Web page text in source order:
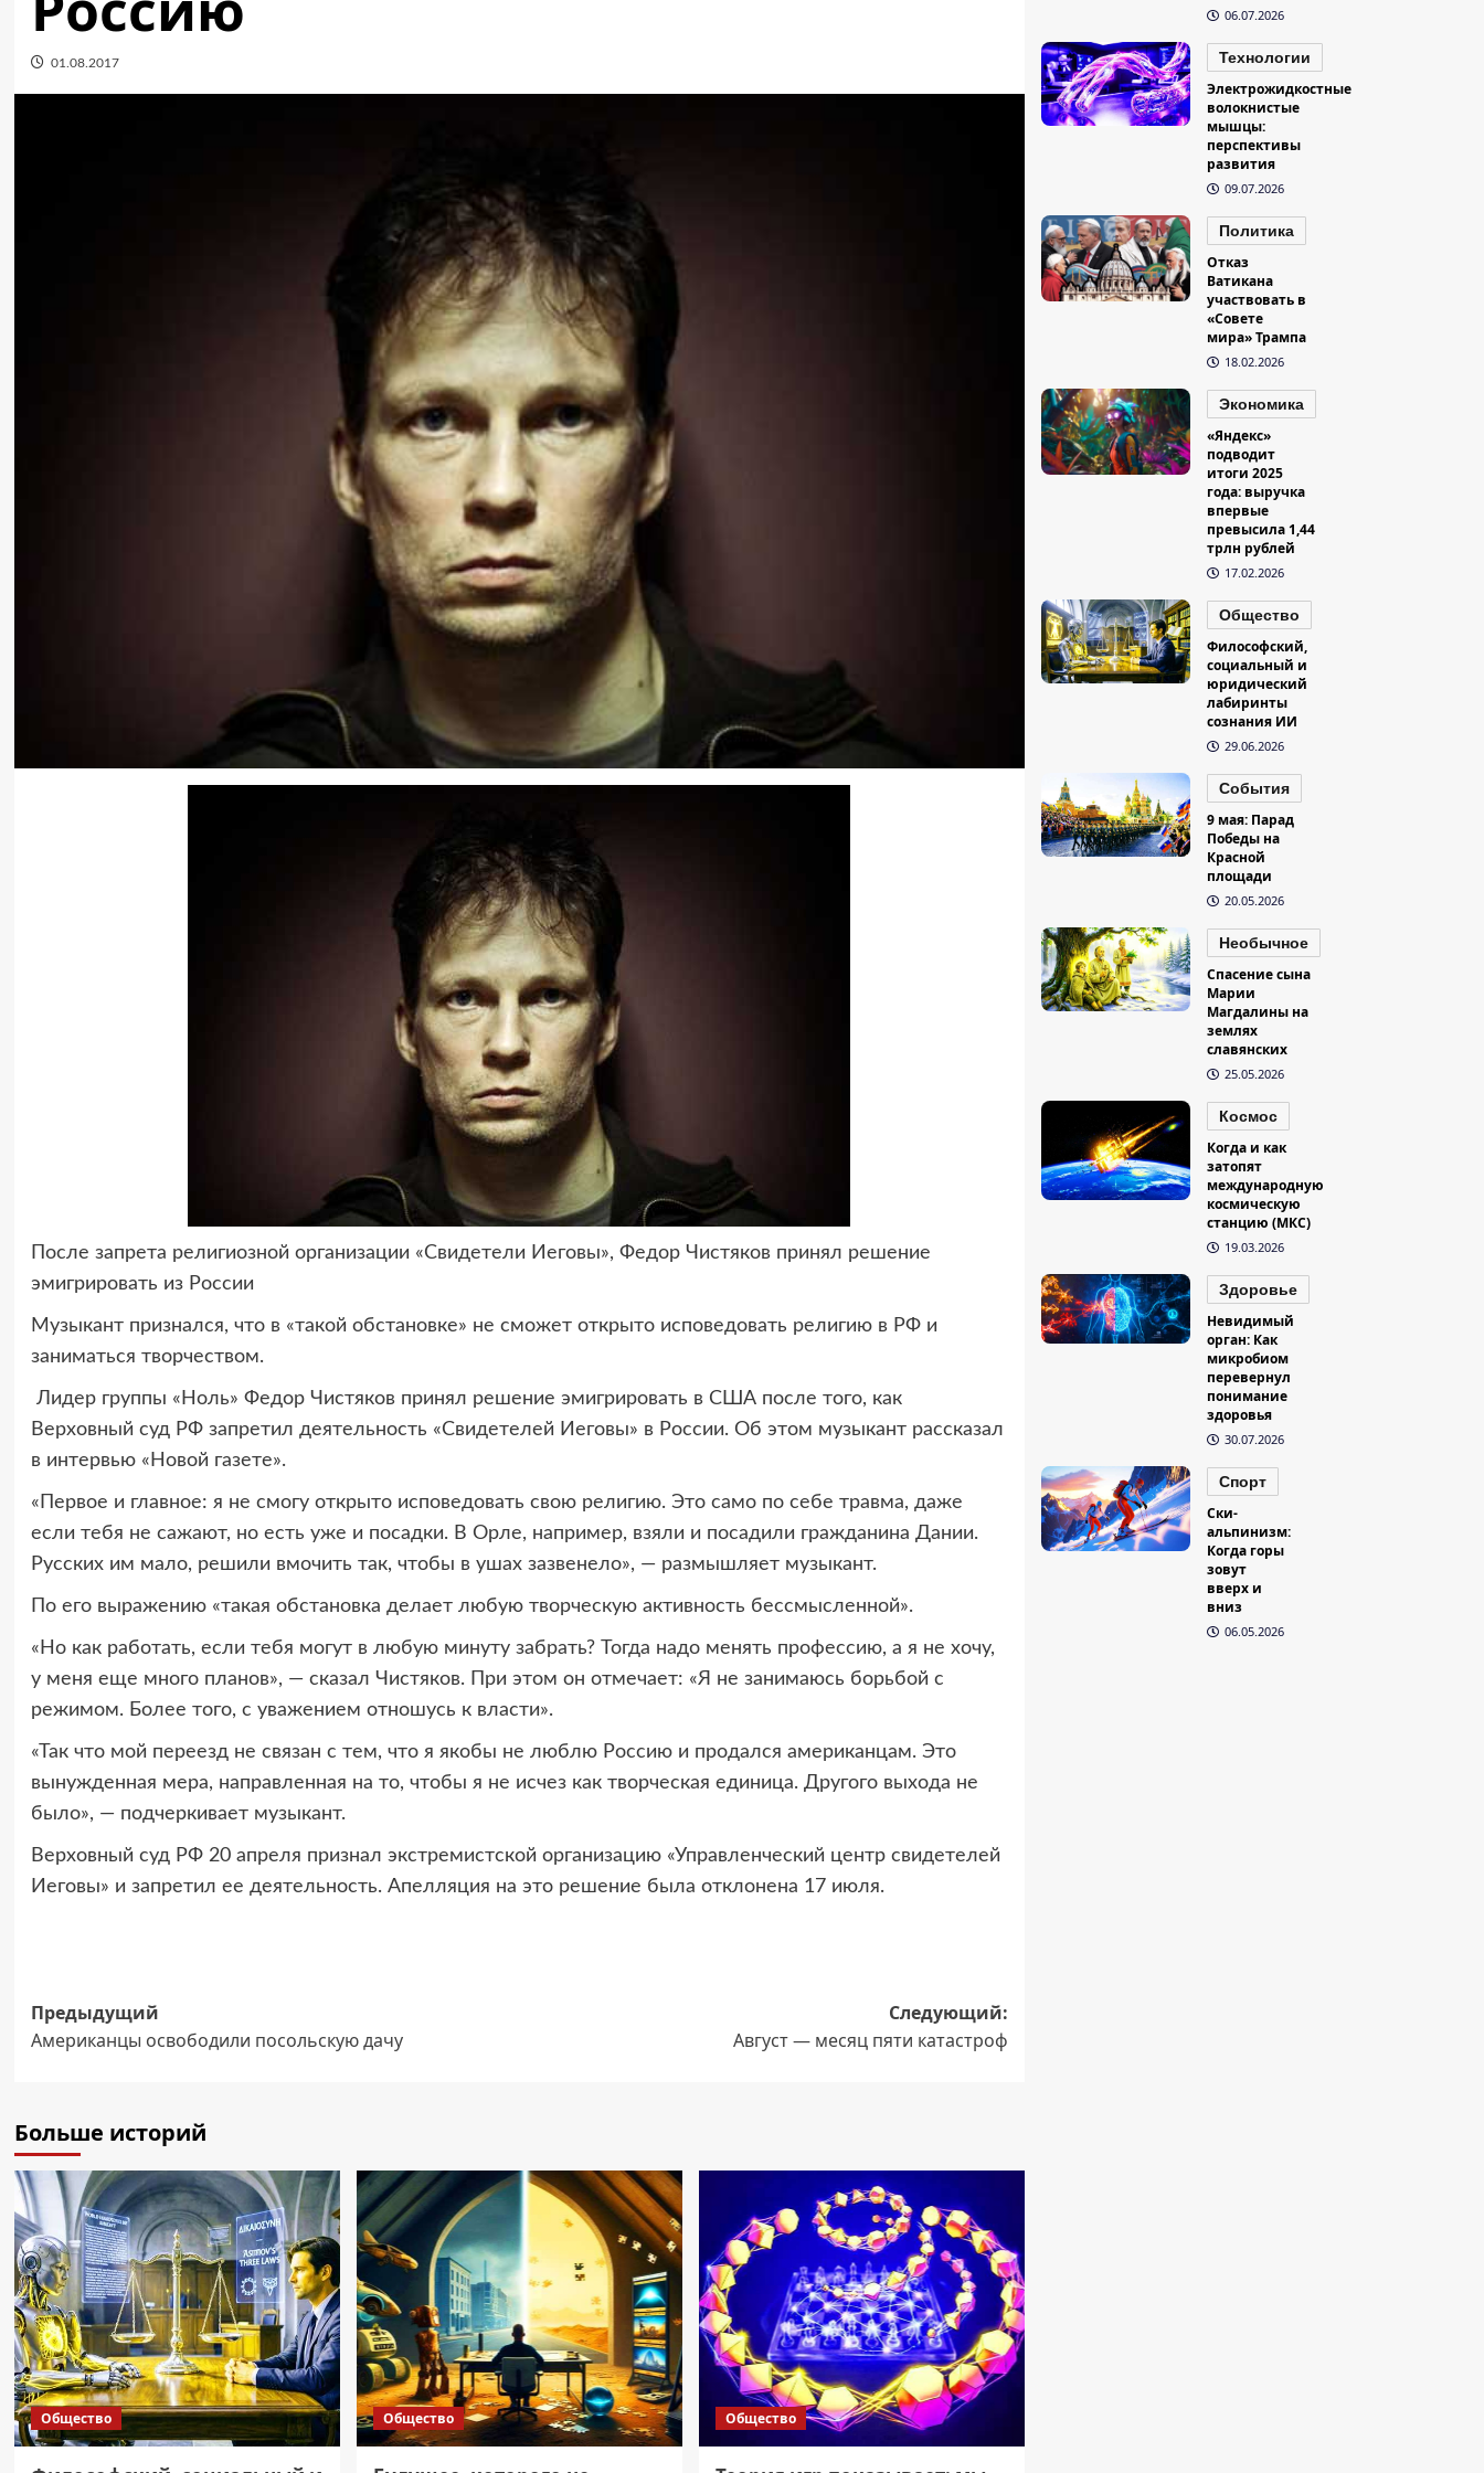
01.08.2017
После запрета религиозной организации «Свидетели Иеговы», Федор Чистяков принял решение
эмигрировать из России
Музыкант признался, что в «такой обстановке» не сможет открыто исповедовать религию в РФ и
заниматься творчеством.
Лидер группы «Ноль» Федор Чистяков принял решение эмигрировать в США после того, как
Верховный суд РФ запретил деятельность «Свидетелей Иеговы» в России. Об этом музыкант рассказал
в интервью «Новой газете».
«Первое и главное: я не смогу открыто исповедовать свою религию. Это само по себе травма, даже
если тебя не сажают, но есть уже и посадки. В Орле, например, взяли и посадили гражданина Дании.
Русских им мало, решили вмочить так, чтобы в ушах зазвенело», — размышляет музыкант.
По его выражению «такая обстановка делает любую творческую активность бессмысленной».
«Но как работать, если тебя могут в любую минуту забрать? Тогда надо менять профессию, а я не хочу,
у меня еще много планов», — сказал Чистяков. При этом он отмечает: «Я не занимаюсь борьбой с
режимом. Более того, с уважением отношусь к власти».
«Так что мой переезд не связан с тем, что я якобы не люблю Россию и продался американцам. Это
вынужденная мера, направленная на то, чтобы я не исчез как творческая единица. Другого выхода не
было», — подчеркивает музыкант.
Верховный суд РФ 20 апреля признал экстремистской организацию «Управленческий центр свидетелей
Иеговы» и запретил ее деятельность. Апелляция на это решение была отклонена 17 июля.
Навигация
записи
Предыдущий
Американцы освободили посольскую дачу
Следующий:
Август — месяц пяти катастроф
Больше историй
Общество Общество Общество
06.07.2026
Технологии
Электрожидкостные
волокнистые
мышцы:
перспективы
развития
09.07.2026
Политика
Отказ
Ватикана
участвовать в
«Совете
мира» Трампа
18.02.2026
Экономика
«Яндекс»
подводит
итоги 2025
года: выручка
впервые
превысила 1,44
трлн рублей
17.02.2026
Общество
Философский,
социальный и
юридический
лабиринты
сознания ИИ
29.06.2026
События
9 мая: Парад
Победы на
Красной
площади
20.05.2026
Необычное
Спасение сына
Марии
Магдалины на
землях
славянских
25.05.2026
Космос
Когда и как
затопят
международную
космическую
станцию (МКС)
19.03.2026
Здоровье
Невидимый
орган: Как
микробиом
перевернул
понимание
здоровья
30.07.2026
Спорт
Ски-
альпинизм:
Когда горы
зовут
вверх и
вниз
06.05.2026